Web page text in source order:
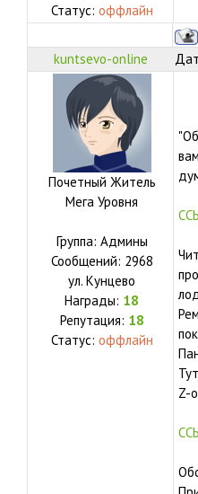
Статус: оффлайн
kuntsevo-online
Почетный Житель
Мега Уровня
Группа: Админы
Сообщений: 2968
ул. Кунцево
Награды: 18
Репутация: 18
Статус: оффлайн
Z-